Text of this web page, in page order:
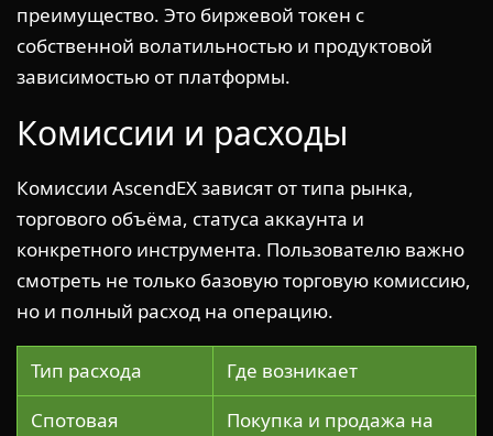
преимущество. Это биржевой токен с
собственной волатильностью и продуктовой
зависимостью от платформы.
Комиссии и расходы
Комиссии AscendEX зависят от типа рынка,
торгового объёма, статуса аккаунта и
конкретного инструмента. Пользователю важно
смотреть не только базовую торговую комиссию,
но и полный расход на операцию.
Тип расхода
Где возникает
Спотовая
Покупка и продажа на